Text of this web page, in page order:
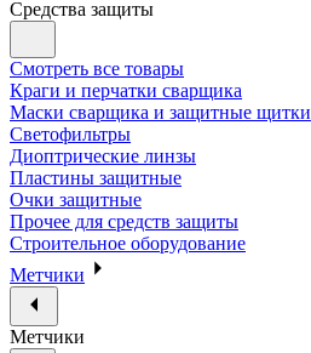
Средства защиты
Смотреть все товары
Краги и перчатки сварщика
Маски сварщика и защитные щитки
Светофильтры
Диоптрические линзы
Пластины защитные
Очки защитные
Прочее для средств защиты
Строительное оборудование
Метчики
Метчики